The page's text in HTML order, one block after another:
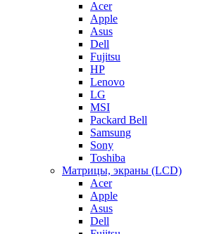
Acer
Apple
Asus
Dell
Fujitsu
HP
Lenovo
LG
MSI
Packard Bell
Samsung
Sony
Toshiba
Матрицы, экраны (LCD)
Acer
Apple
Asus
Dell